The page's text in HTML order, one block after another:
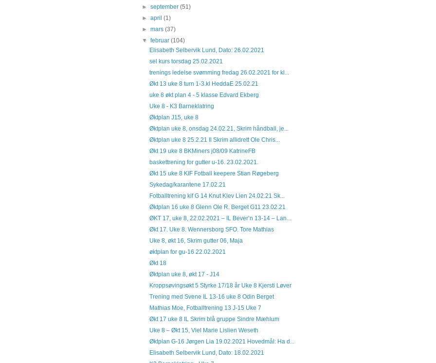
►september(51)
►april(1)
►mars(37)
▼februar(104)
Elisabeth Selbervik Lund, Dato: 26.02.2021
sel kurs torsdag 25.02.2021
trenings ledelse svømming fredag 26.02.2021 for kl...
Økt 13 uke 8 turn 1-3.kl HeddaE 25.02.21
uke 8 økt plan 4 - 5 klasse Edvard Ekberg
Uke 8 - K3 Barneklatring
Øktplan J15, uke 8
Øktplan uke 8, onsdag 24.02.21, Skrim håndball, je...
Øktplan uke 8 25.2.21 Il Skrim allidrett Ole Chris...
Økt 19 uke 8 BKMiners j08/09 KatrineFB
baskettrening for gutter u-16. 23.02.2021.
Økt 15 uke 8 KIF Fotball keepere Stian Røgeberg
Sykedag/karantene 17.02.21
Fotballtrening kif G 14 Knut Klev Lien 24.02.21 Sk...
Øktplan 16 uke 8 Glenn Ole R. Berget G11 23.02.21
ØKT 17, uke 8, 22.02.2021 – IL Bever’n 13-14 – Lan...
Økt 17. Uke 8. Wennersborg SFO. Tore Mathias
Uke 8, økt 16, Skrim gutter 06, Maja
øktplan for gu-16 22.02.2021
Økt 18
Øktplan uke 8, økt 17 - J14
Kroppsøvingsøkt 5 Styrke 17/18 år Uke 8 Kjersti Løver
Trening med Svene IL 13-16 uke 8 Odin Berget
Mathias Moe, Fotballtrening 13 J-15 Uke 7
Økt 17 uke 8 IL Skrim blå gruppe Sindre Mæhlum
Uke 8 – Økt 15, Viel Marie Lislien Weseth
Øktplan G-16 Jørgen Lia 19.02.2021 Hovedmål: Ha d...
Elisabeth Selbervik Lund, Dato: 18.02.2021